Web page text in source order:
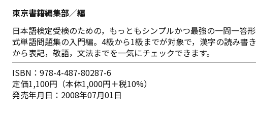
東京書籍編集部／編
日本語検定受検のための，もっともシンプルかつ最強の一問一答形
式単語問題集の入門編。4級から1級までが対象で，漢字の読み書き
から表記，敬語，文法までを一気にチェックできます。
ISBN：978-4-487-80287-6
定価1,100円（本体1,000円＋税10%）
発売年月日：2008年07月01日